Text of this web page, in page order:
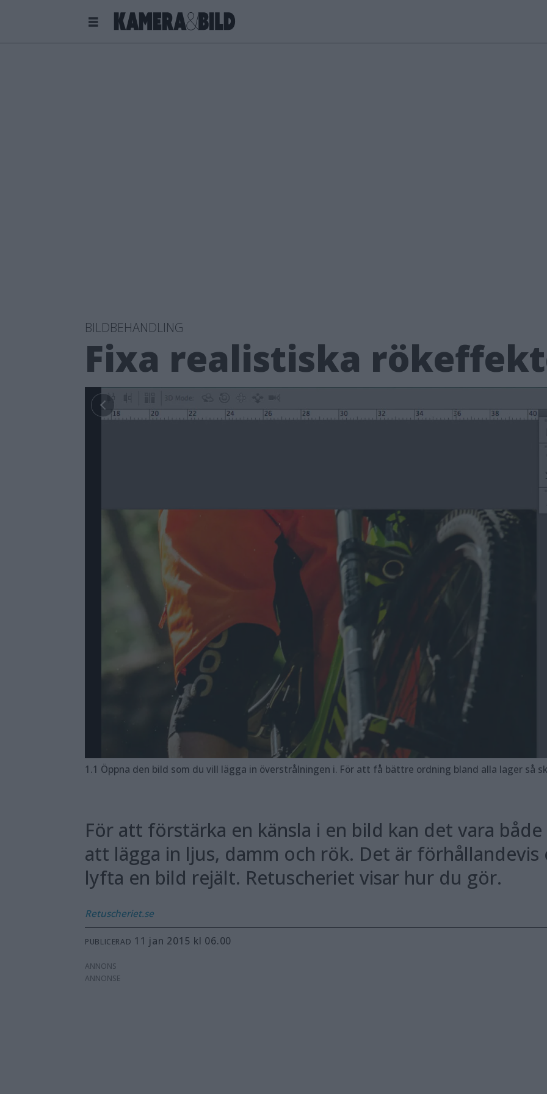
BILDBEHANDLING
Fixa realistiska
1.1 Öppna den bild som du vill lägga in överstrålningen i. För att få bättre ordning bland alla lager så skapa en mapp som du döper till något
För att förstärka en känsla i en bild kan det vara
att lägga in ljus, damm och rök. Det är
lyfta en bild rejält. Retuscheriet visar hur du gör.
Retuscheriet.se
PUBLICERAD 11 jan 2015 kl 06.00
ANNONS